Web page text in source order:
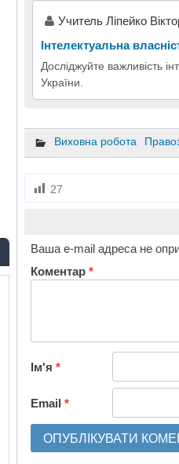
Учитель Ліпейко
Інтелектуальна
Досліджуйте важливість
України.
Виховна робота
27
Ваша e-mail адреса не
Коментар *
Ім'я *
Email *